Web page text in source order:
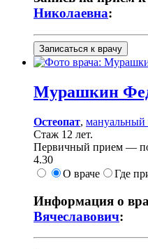
Николаевна:
Записаться к врачу
Мурашкин
Остеопат, мануальный
Стаж 12 лет.
Первичный прием —
4.30
О враче
Где
Информация о
Вячеславович: